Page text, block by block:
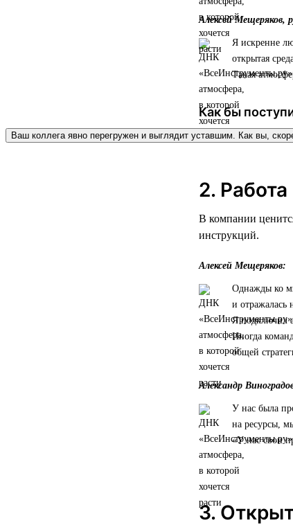
Алексей Мещеряков,
Я искренне
открытая
Такая
Как бы
Ваш коллега явно перегружен и выглядит уставшим. Как вы,
2.
В компании
инструкций.
Алексей Мещеряков:
Однажды ко
и отражалась
Я подключил
Иногда
общей
Александр
У нас была
на ресурсы,
«У нас свои
3.